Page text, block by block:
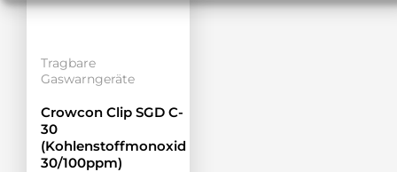
Tragbare
Gaswarngeräte
Crowcon Clip SGD C-
30
(Kohlenstoffmonoxid
30/100ppm)